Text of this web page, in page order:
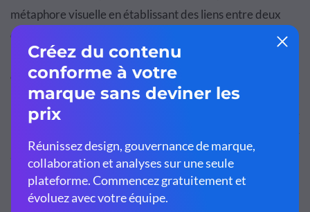
métaphore visuelle en établissant des liens entre deux
choses parfois sans rapport, la comparaison visuelle
présente un objet de telle sorte qu'il ressemble à autre
chose.
Dans l'annonce ci-dessus, les accents uniques en denim de
à des lignes pointillées au milieu d'une route.